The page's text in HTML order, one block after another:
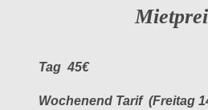
Tag 45€
Wochenend Tarif (Freitag